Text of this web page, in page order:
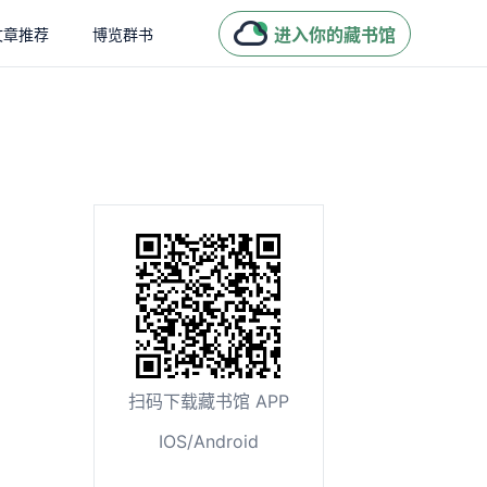
章推荐 博览群书 进入你的藏书馆
扫码下载藏书馆 APP
IOS/Android